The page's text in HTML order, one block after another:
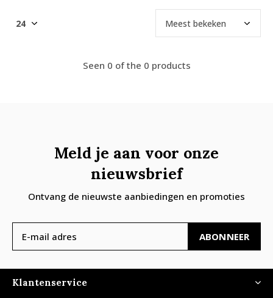
Seen 0 of the 0 products
Meld je aan voor onze
nieuwsbrief
Ontvang de nieuwste aanbiedingen en promoties
ABONNEER
Klantenservice